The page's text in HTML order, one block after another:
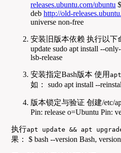
releases.ubuntu.com/ubuntu
deb http://old-
universe non-free
安装旧版本依赖 执行以下
update sudo apt install --
lsb-release
安装指定Bash版本 使用
如： sudo apt install --
版本锁定与验证 创建/etc/
Pin: release o=Ubuntu Pin:
执行apt update && apt
果： $ bash --version Bash,